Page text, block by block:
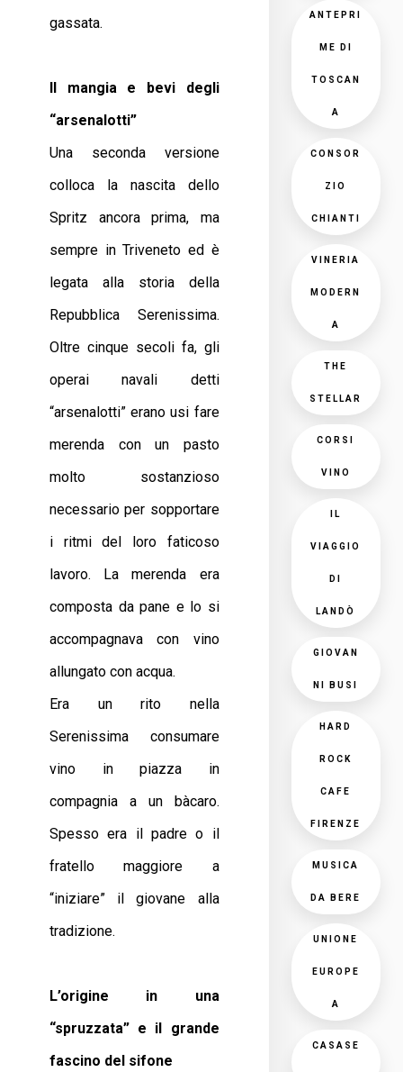
gassata.
Il mangia e bevi degli
“arsenalotti”
Una seconda versione
colloca la nascita dello
Spritz ancora prima, ma
sempre in Triveneto ed è
legata alla storia della
Repubblica Serenissima.
Oltre cinque secoli fa, gli
operai navali detti
“arsenalotti” erano usi fare
merenda con un pasto
molto sostanzioso
necessario per sopportare
i ritmi del loro faticoso
lavoro. La merenda era
composta da pane e lo si
accompagnava con vino
allungato con acqua.
Era un rito nella
Serenissima consumare
vino in piazza in
compagnia a un bàcaro.
Spesso era il padre o il
fratello maggiore a
“iniziare” il giovane alla
tradizione.
L’origine in una
“spruzzata” e il grande
fascino del sifone
ANTEPRI
ME DI
TOSCAN
A
CONSOR
ZIO
CHIANTI
VINERIA
MODERN
A
THE
STELLAR
CORSI
VINO
IL
VIAGGIO
DI
LANDÒ
GIOVAN
NI BUSI
HARD
ROCK
CAFE
FIRENZE
MUSICA
DA BERE
UNIONE
EUROPE
A
CASASE